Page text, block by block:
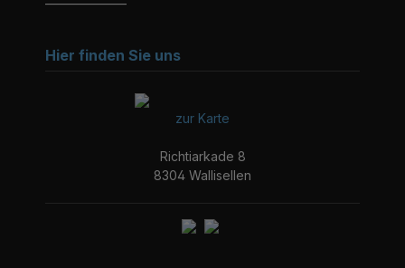
Hier finden Sie uns
zur Karte
Richtiarkade 8
8304 Wallisellen